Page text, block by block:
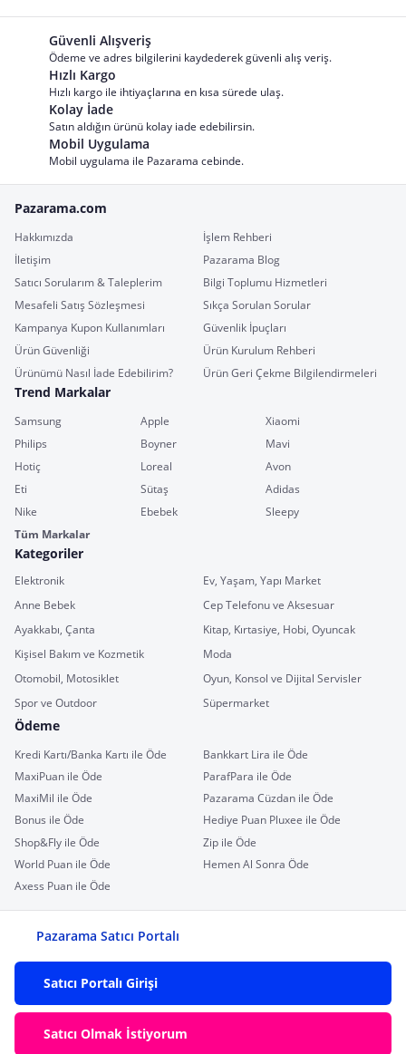
Güvenli Alışveriş
Ödeme ve adres bilgilerini kaydederek güvenli alış veriş.
Hızlı Kargo
Hızlı kargo ile ihtiyaçlarına en kısa sürede ulaş.
Kolay İade
Satın aldığın ürünü kolay iade edebilirsin.
Mobil Uygulama
Mobil uygulama ile Pazarama cebinde.
Pazarama.com
Hakkımızda
İşlem Rehberi
İletişim
Pazarama Blog
Satıcı Sorularım & Taleplerim
Bilgi Toplumu Hizmetleri
Mesafeli Satış Sözleşmesi
Sıkça Sorulan Sorular
Kampanya Kupon Kullanımları
Güvenlik İpuçları
Ürün Güvenliği
Ürün Kurulum Rehberi
Ürünümü Nasıl İade Edebilirim?
Ürün Geri Çekme Bilgilendirmeleri
Trend Markalar
Samsung Apple
Xiaomi
Philips
Boyner
Mavi
Hotiç
Loreal
Avon
Eti
Sütaş
Adidas
Nike
Ebebek
Sleepy
Tüm Markalar
Kategoriler
Elektronik
Ev, Yaşam, Yapı Market
Anne Bebek
Cep Telefonu ve Aksesuar
Ayakkabı, Çanta
Kitap, Kırtasiye, Hobi, Oyuncak
Kişisel Bakım ve Kozmetik
Moda
Otomobil, Motosiklet
Oyun, Konsol ve Dijital Servisler
Spor ve Outdoor
Süpermarket
Ödeme
Kredi Kartı/Banka Kartı ile Öde
Bankkart Lira ile Öde
MaxiPuan ile Öde
ParafPara ile Öde
MaxiMil ile Öde
Pazarama Cüzdan ile Öde
Bonus ile Öde
Hediye Puan Pluxee ile Öde
Shop&Fly ile Öde
Zip ile Öde
World Puan ile Öde
Hemen Al Sonra Öde
Axess Puan ile Öde
Pazarama Satıcı Portalı
Satıcı Portalı Girişi
Satıcı Olmak İstiyorum